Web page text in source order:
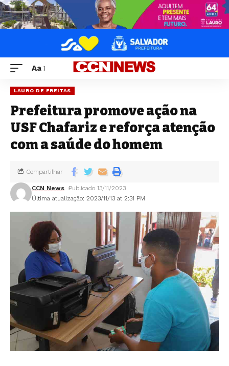
Aa
LAURO DE FREITAS
Prefeitura promove ação na
USF Chafariz e reforça atenção
com a saúde do homem
Última atualização: 2023/11/13 at 2:31 PM
CCN News Publicado 13/11/2023
Compartilhar